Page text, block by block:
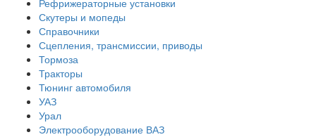
Рефрижераторные установки
Скутеры и мопеды
Справочники
Сцепления, трансмиссии, приводы
Тормоза
Тракторы
Тюнинг автомобиля
УАЗ
Урал
Электрооборудование ВАЗ